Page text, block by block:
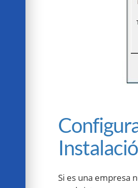
Si es una empresa